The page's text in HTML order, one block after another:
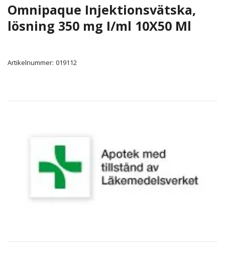
Omnipaque Injektionsvätska,
lösning 350 mg I/ml 10X50 Ml
Artikelnummer: 019112